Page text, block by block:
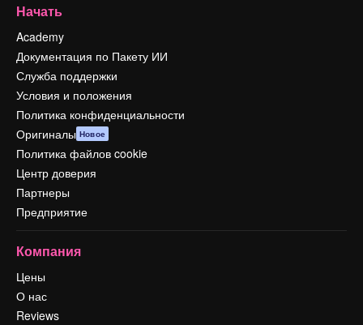
Начать
Academy
Документация по Пакету ИИ
Служба поддержки
Условия и положения
Политика конфиденциальности
Оригиналы Новое
Политика файлов cookie
Центр доверия
Партнеры
Предприятие
Компания
Цены
О нас
Reviews